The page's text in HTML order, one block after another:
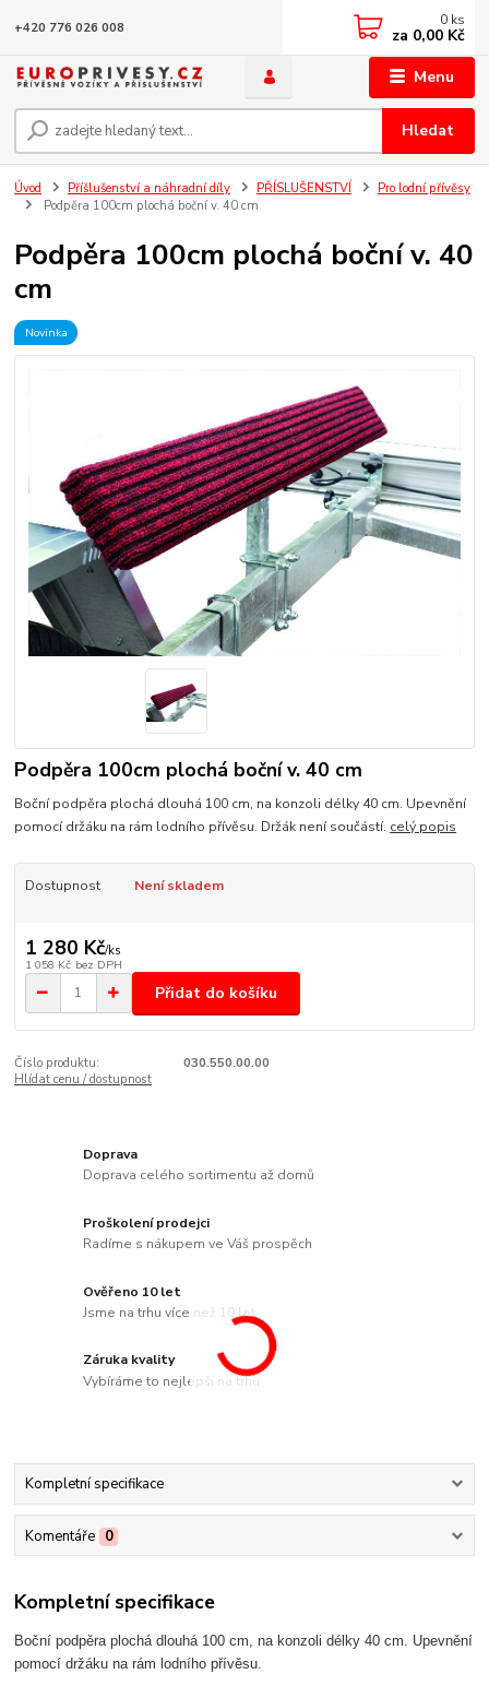
Menu
Hledat
+420 776 026 008 0 ks
za 0,00 Kč
Úvod Příšlušenství a náhradní díly PŘÍSLUŠENSTVÍ
Pro lodní přívěsy
Podpěra 100cm plochá boční v. 40 cm
Podpěra 100cm plochá boční v. 40
cm
Novinka
Podpěra 100cm plochá boční v. 40 cm
Boční podpěra plochá dlouhá 100 cm, na konzoli délky 40 cm. Upevnění
pomocí držáku na rám lodního přívěsu. Držák není součástí. celý popis
Dostupnost Není skladem
1 280 Kč/ks
1 058 Kč bez DPH
Přidat do košíku
Číslo produktu:
030.550.00.00
Hlídat cenu / dostupnost
Doprava
Doprava celého sortimentu až domů
Proškolení prodejci
Radíme s nákupem ve Váš prospěch
Ověřeno 10 let
Jsme na trhu více než 10 let
Záruka kvality
Vybíráme to nejlepší na trhu
Kompletní specifikace
Komentáře 0
Kompletní specifikace
Boční podpěra plochá dlouhá 100 cm, na konzoli délky 40 cm. Upevnění
pomocí držáku na rám lodního přívěsu.